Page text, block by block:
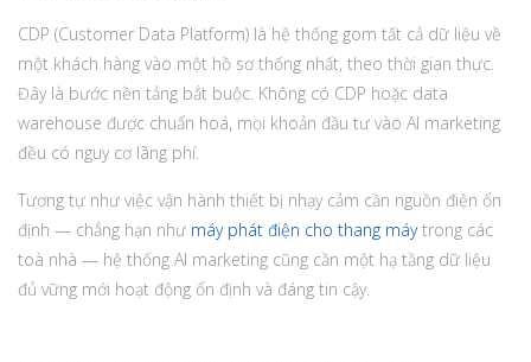
CDP (Customer Data Platform) là hệ thống gom tất cả dữ liệu về
một khách hàng vào một hồ sơ thống nhất, theo thời gian thực.
Đây là bước nền tảng bắt buộc. Không có CDP hoặc data
warehouse được chuẩn hoá, mọi khoản đầu tư vào AI marketing
đều có nguy cơ lãng phí.
Tương tự như việc vận hành thiết bị nhạy cảm cần nguồn điện ổn
định — chẳng hạn như máy phát điện cho thang máytrong các
toà nhà — hệ thống AI marketing cũng cần một hạ tầng dữ liệu
đủ vững mới hoạt động ổn định và đáng tin cậy.